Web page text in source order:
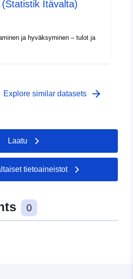
Itävalta)
ja hyväksyminen – tulot ja
Explore similar datasets arrow_forward
Laatu
tietoaineistot
0